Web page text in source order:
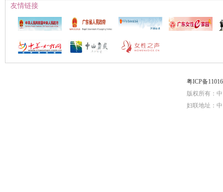
友情链接
粤ICP备
版权所有：
妇联地址：